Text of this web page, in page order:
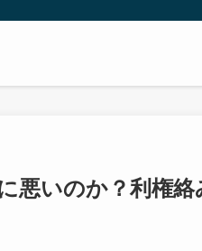
悪いのか？利権